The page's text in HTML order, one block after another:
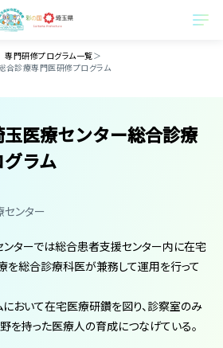
門研修プログラム一覧＞
合診療専門医研修プログラム
医療センター総合診療
ラム
ンター
ターでは総合患者支援センター内に在宅
を総合診療科医が兼務して運用を行って
において在宅医療研鑽を図り、診察室のみ
を持った医療人の育成につなげている。